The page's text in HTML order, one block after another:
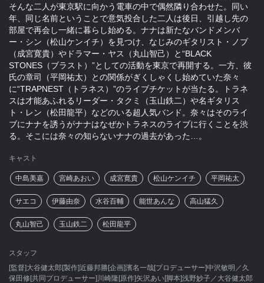
そんな二人が東京駅に向かう電車の中で偶然隣り合わせた。同い
年、同じ名前ということで意気投合した二人は後日、引越し先の
部屋で再会し一緒に暮らし始める。ナナは新たなバンドメンバ
ー・シン（松山ケンイチ）を見つけ、なじみのギタリスト・ノブ
（成宮寛貴）やドラマー・ヤス（丸山智己）と“BLACK
STONES（ブラスト）”としての活動を東京で再開する。一方、彼
氏の章司（平岡祐太）との関係がぎくしゃくし始めていた奈々
に“TRAPNEST（トラネス）”のライブチケットが当たる。トラネ
スは才能あふれるリーダー・タクミ（玉山鉄二）や名ギタリス
ト・レン（松田龍平）などのいる超人気バンド。奈々はそのライ
ブにナナを誘うがナナはなぜかトラネスのライブに行くことを渋
る。そこには奈々の知らないナナの過去があった…。
キャスト
中島美嘉 宮崎あおい 成宮寛貴 松山ケンイチ 平岡祐太
サエコ 伊藤由奈 水谷百輔 能世あんな 高山猛久
丸山智己 玉山鉄二 松田龍平
スタッフ
[監督]大谷健太郎[製作]近藤邦勝[企画]濱名一哉[プロデューサー]中沢敏明／久
保田修[共同プロデューサー]川崎隆[原作]矢沢あい[脚本]浅野妙子／大谷健太郎